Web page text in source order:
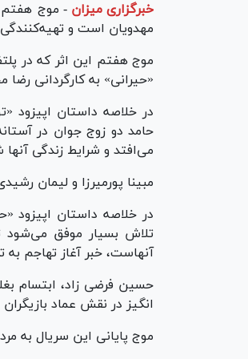
خبرگزاری میزان - موج هفتم
مهدویان است و
«حیرانی» به کارگردانی
در خلاصه داستان اپیزود
حامد دو زوج جوان در
می‌افتد و شرایط زندگی
مبینا پورمیرزا و لیمان
در خلاصه داستان اپیزود
تلاش بسیار موفق می‌شود
آنهاست، خبر آغاز تهاجم به
حسین فرضی زاد، ابتسام
انگیز در نقش عماد
موج پایانی این سریال به